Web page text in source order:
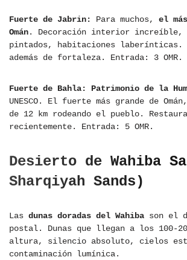
Fuerte de Jabrin: Para muchos, el
Omán. Decoración interior increíble,
pintados, habitaciones laberínticas.
además de fortaleza. Entrada: 3 OMR.
Fuerte de Bahla: Patrimonio de la
UNESCO. El fuerte más grande de
de 12 km rodeando el pueblo.
recientemente. Entrada: 5 OMR.
Desierto de Wahiba
Sharqiyah Sands)
Las dunas doradas del Wahiba son el
postal. Dunas que llegan a los 100-
altura, silencio absoluto, cielos
contaminación lumínica.